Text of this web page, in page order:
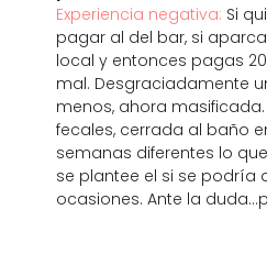
Experiencia negativa: Si
pagar al del bar, si
local y entonces pagas
mal. Desgraciadamente
menos, ahora
fecales, cerrada al baño
semanas diferentes lo
se plantee el si se podría
ocasiones. Ante la